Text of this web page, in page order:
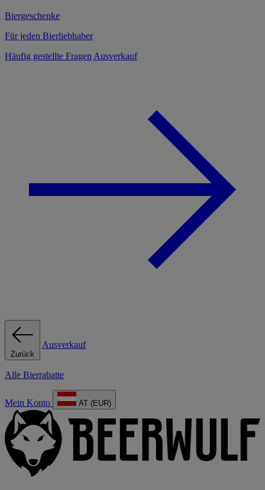
Biergeschenke
Für jeden Bierliebhaber
Häufig gestellte Fragen Ausverkauf
Zurück
Ausverkauf
Alle Bierrabatte
Mein Konto AT (EUR)